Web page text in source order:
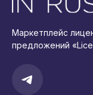
Маркетплейс
предложений